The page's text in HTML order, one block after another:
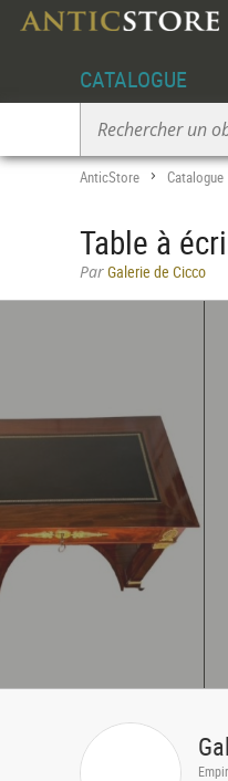
CATALOGUE
AnticStore > Catalogue
Table à
ParGalerie de Cicco